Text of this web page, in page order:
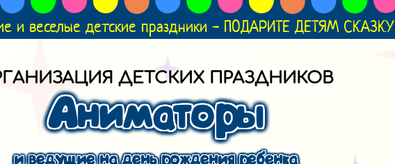
и веселые детские праздники - ПОДАРИТЕ ДЕТЯМ СКАЗКУ
ДЕТСКИХ ПРАЗДНИКОВ
Аниматоры
и ведущие на день рождения ребенка